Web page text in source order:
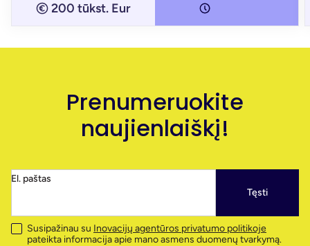
200 tūkst. Eur
Prenumeruokite
naujienlaiškį!
El. paštas
Tęsti
Susipažinau su Inovacijų agentūros privatumo politikoje
pateikta informacija apie mano asmens duomenų tvarkymą.